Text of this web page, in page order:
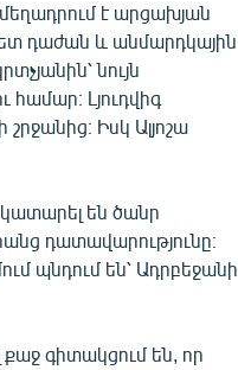
է արցախյան
դաժան և անմարդկային
նույն
Լյուդվիգ
Իսկ Ալյոշա
են ծանր
դատավարությունը։
պնդում են՝ Ադրբեջանի
քաջ գիտակցում են, որ